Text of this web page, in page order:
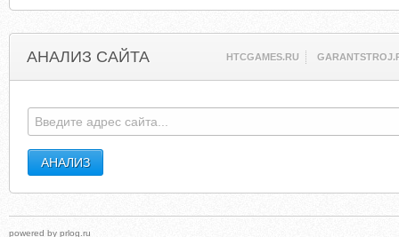
АНАЛИЗ САЙТА HTCGAMES.RU
powered by prlog.ru